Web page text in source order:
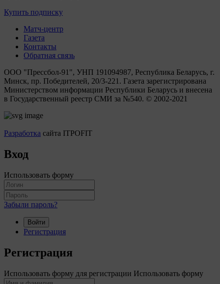
Купить подписку
Матч-центр
Газета
Контакты
Обратная связь
ООО "Прессбол-91", УНП 191094987, Республика Беларусь, г.
Минск, пр. Победителей, 20/3-221. Газета зарегистрирована
Министерством информации Республики Беларусь и внесена
в Государственный реестр СМИ за №540. © 2002-2021
Разработка сайта ITPOFIT
Вход
Использовать форму
Забыли пароль?
Войти
Регистрация
Регистрация
Использовать форму для регистрации Использовать форму